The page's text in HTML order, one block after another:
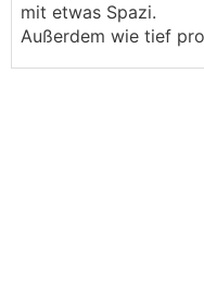
mit etwas Spazi.
Außerdem wie tief